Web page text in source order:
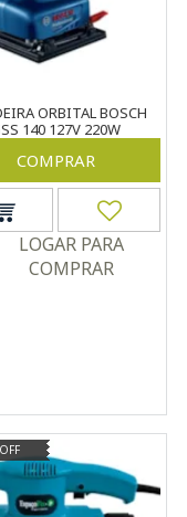
ORBITAL BOSCH
140 127V 220W
COMPRAR
LOGAR PARA
COMPRAR